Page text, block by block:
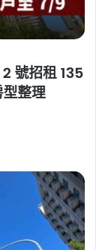
號招租 135
整理